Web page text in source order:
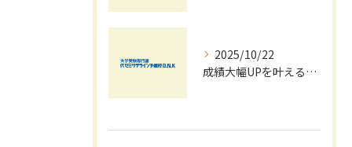
2025/10/22
成績大幅UPを叶える秋の効率学習法